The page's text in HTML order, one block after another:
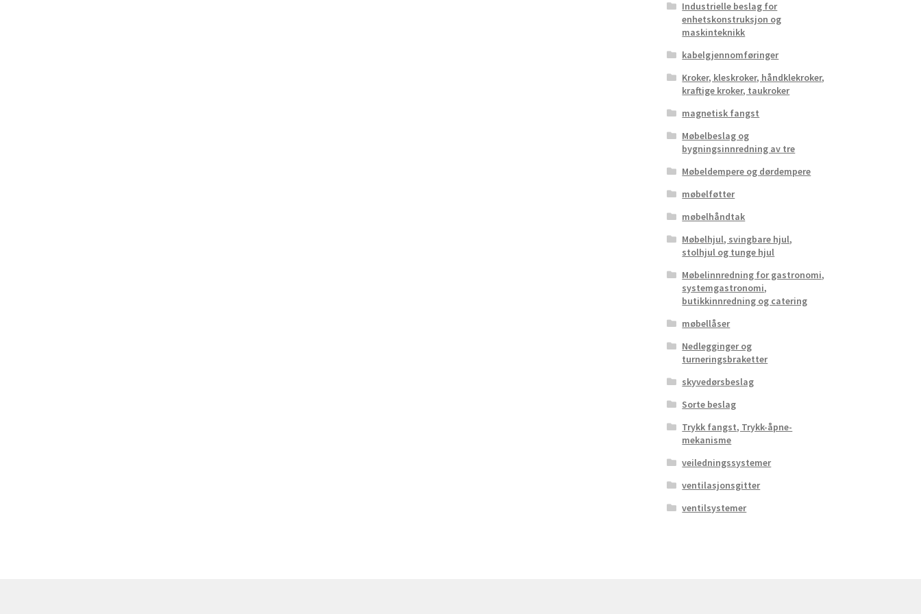
Industrielle beslag for
enhetskonstruksjon og
maskinteknikk
kabelgjennomføringer
Kroker, kleskroker, håndklekroker,
kraftige kroker, taukroker
magnetisk fangst
Møbelbeslag og
bygningsinnredning av tre
Møbeldempere og dørdempere
møbelføtter
møbelhåndtak
Møbelhjul, svingbare hjul,
stolhjul og tunge hjul
Møbelinnredning for gastronomi,
systemgastronomi,
butikkinnredning og catering
møbellåser
Nedlegginger og
turneringsbraketter
skyvedørsbeslag
Sorte beslag
Trykk fangst, Trykk-åpne-
mekanisme
veiledningssystemer
ventilasjonsgitter
ventilsystemer